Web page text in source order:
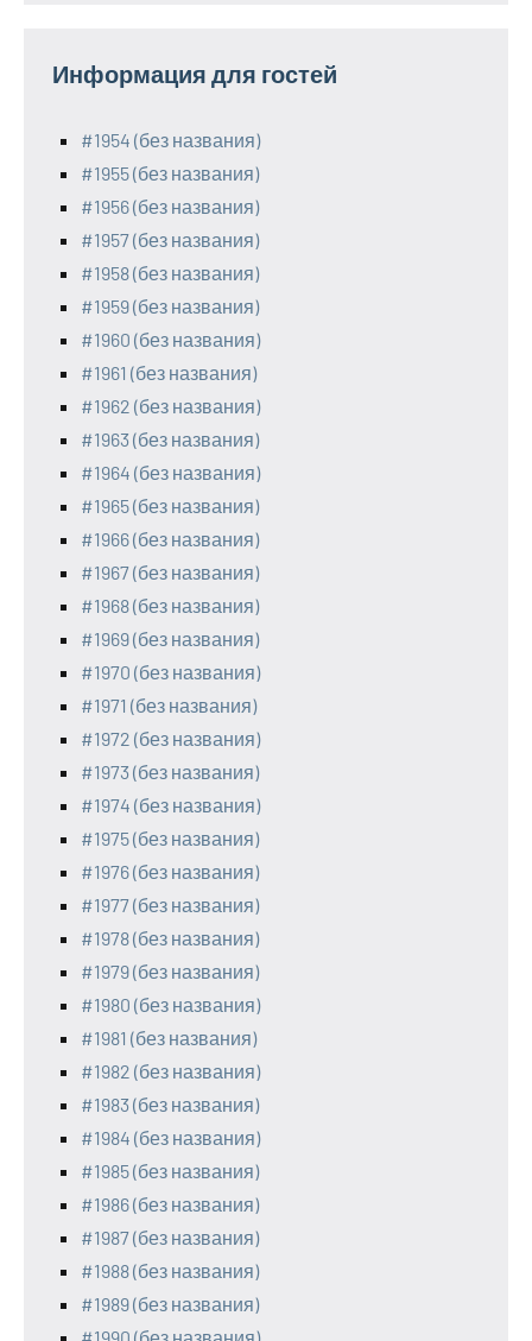
Информация для гостей
#1954 (без названия)
#1955 (без названия)
#1956 (без названия)
#1957 (без названия)
#1958 (без названия)
#1959 (без названия)
#1960 (без названия)
#1961 (без названия)
#1962 (без названия)
#1963 (без названия)
#1964 (без названия)
#1965 (без названия)
#1966 (без названия)
#1967 (без названия)
#1968 (без названия)
#1969 (без названия)
#1970 (без названия)
#1971 (без названия)
#1972 (без названия)
#1973 (без названия)
#1974 (без названия)
#1975 (без названия)
#1976 (без названия)
#1977 (без названия)
#1978 (без названия)
#1979 (без названия)
#1980 (без названия)
#1981 (без названия)
#1982 (без названия)
#1983 (без названия)
#1984 (без названия)
#1985 (без названия)
#1986 (без названия)
#1987 (без названия)
#1988 (без названия)
#1989 (без названия)